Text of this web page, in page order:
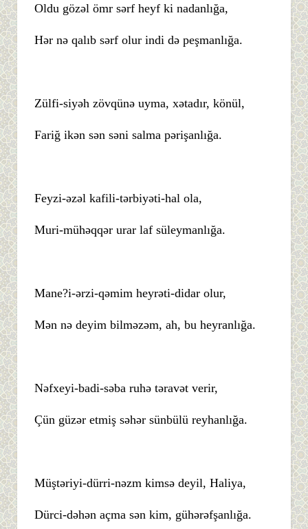
Oldu gözəl ömr sərf heyf ki nadanlığa,
Hər nə qalıb sərf olur indi də peşmanlığa.
Zülfi-siyəh zövqünə uyma, xətadır, könül,
Fariğ ikən sən səni salma pərişanlığa.
Feyzi-əzəl kafili-tərbiyəti-hal ola,
Muri-mühəqqər urar laf süleymanlığa.
Mane?i-ərzi-qəmim heyrəti-didar olur,
Mən nə deyim bilməzəm, ah, bu heyranlığa.
Nəfxeyi-badi-səba ruhə təravət verir,
Çün güzər etmiş səhər sünbülü reyhanlığa.
Müştəriyi-dürri-nəzm kimsə deyil, Haliya,
Dürci-dəhən açma sən kim, gühərəfşanlığa.